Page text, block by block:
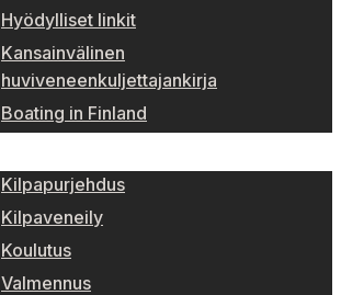
Hyödylliset linkit
Kansainvälinen
huviveneenkuljettajankirja
Boating in Finland
Kilpapurjehdus
Kilpaveneily
Koulutus
Valmennus